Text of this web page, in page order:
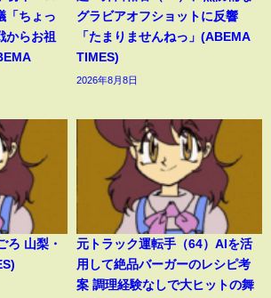
「ちょっ
からお祖
グラビアオフショットに反響
「たまりませんねっ」(ABEMA
TIMES)
2026年8月8日
ろ 山梨・
元トラック運転手（64）AIを活
用して絶品バーガーのレシピ考
案 調理経験なしで大ヒットの舞